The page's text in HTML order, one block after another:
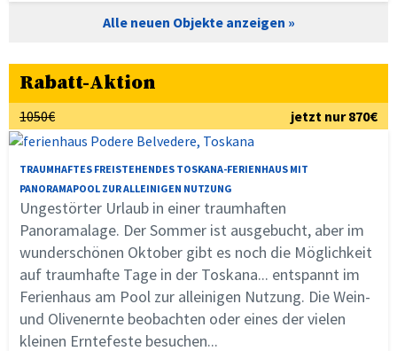
Alle neuen Objekte anzeigen
Rabatt-Aktion
1050€ jetzt nur 870€
TRAUMHAFTES FREISTEHENDES TOSKANA-FERIENHAUS MIT
PANORAMAPOOL ZUR ALLEINIGEN NUTZUNG
Ungestörter Urlaub in einer traumhaften
Panoramalage. Der Sommer ist ausgebucht, aber im
wunderschönen Oktober gibt es noch die Möglichkeit
auf traumhafte Tage in der Toskana... entspannt im
Ferienhaus am Pool zur alleinigen Nutzung. Die Wein-
und Olivenernte beobachten oder eines der vielen
kleinen Erntefeste besuchen...